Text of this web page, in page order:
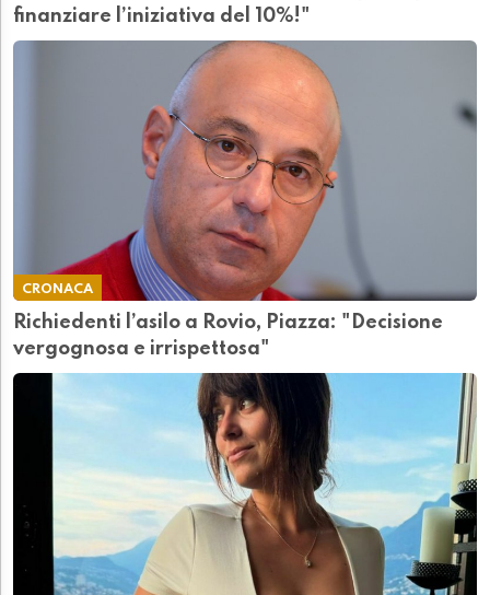
finanziare l’iniziativa del 10%!"
CRONACA
Richiedenti l’asilo a Rovio, Piazza: "Decisione
vergognosa e irrispettosa"